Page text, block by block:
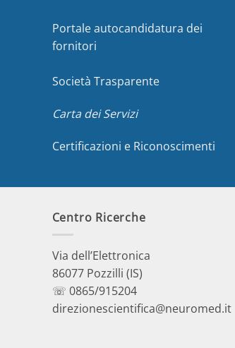
Portale autocandidatura dei
fornitori
Società Trasparente
Carta dei Servizi
Certificazioni e Riconoscimenti
Centro Ricerche
Via dell’Elettronica
86077 Pozzilli (IS)
☏ 0865/915204
direzionescientifica@neuromed.it